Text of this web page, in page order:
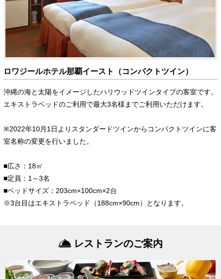
ロワジールホテル那覇イースト（コンパクトツイン）
沖縄の海と太陽をイメージしたハリウッドツインタイプの客室です。
エキストラベッドのご利用で最大3名様までご利用いただけます。
※2022年10月1日よりスタンダードツインからコンパクトツインに客
室名称の変更を行いました。
■広さ：18㎡
■定員：1～3名
■ベッドサイズ：203cm×100cm×2台
※3台目はエキストラベッド（188cm×90cm）となります。
レストランのご案内